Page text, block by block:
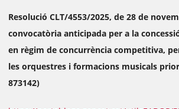
Resolució CLT/4553/2025, de 28 de
convocatòria anticipada per a la
en règim de concurrència competitiva,
les orquestres i formacions musicals
873142)